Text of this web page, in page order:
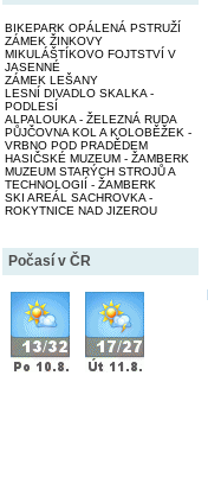
BIKEPARK OPÁLENÁ PSTRUŽÍ
ZÁMEK ŽINKOVY
MIKULÁŠTÍKOVO FOJTSTVÍ V
JASENNÉ
ZÁMEK LEŠANY
LESNÍ DIVADLO SKALKA -
PODLESÍ
ALPALOUKA - ŽELEZNÁ RUDA
PŮJČOVNA KOL A KOLOBĚŽEK -
VRBNO POD PRADĚDEM
HASIČSKÉ MUZEUM - ŽAMBERK
MUZEUM STARÝCH STROJŮ A
TECHNOLOGIÍ - ŽAMBERK
SKI AREÁL SACHROVKA -
ROKYTNICE NAD JIZEROU
Počasí v ČR